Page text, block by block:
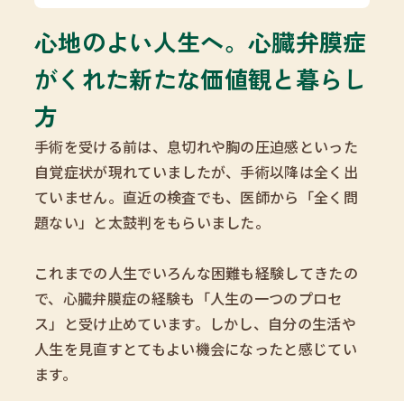
心地のよい人生へ。心臓弁膜症
がくれた新たな価値観と暮らし
方
手術を受ける前は、息切れや胸の圧迫感といった
自覚症状が現れていましたが、手術以降は全く出
ていません。直近の検査でも、医師から「全く問
題ない」と太鼓判をもらいました。
これまでの人生でいろんな困難も経験してきたの
で、心臓弁膜症の経験も「人生の一つのプロセ
ス」と受け止めています。しかし、自分の生活や
人生を見直すとてもよい機会になったと感じてい
ます。